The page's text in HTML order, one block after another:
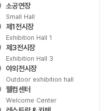
소공연장
Small Hall
제1전시장
Exhibition Hall 1
제3전시장
Exhibition Hall 3
야외전시장
Outdoor exhibition hall
웰컴센터
Welcome Center